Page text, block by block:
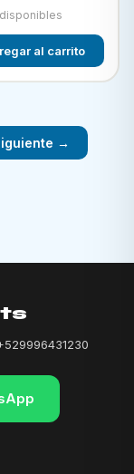
al carrito
→